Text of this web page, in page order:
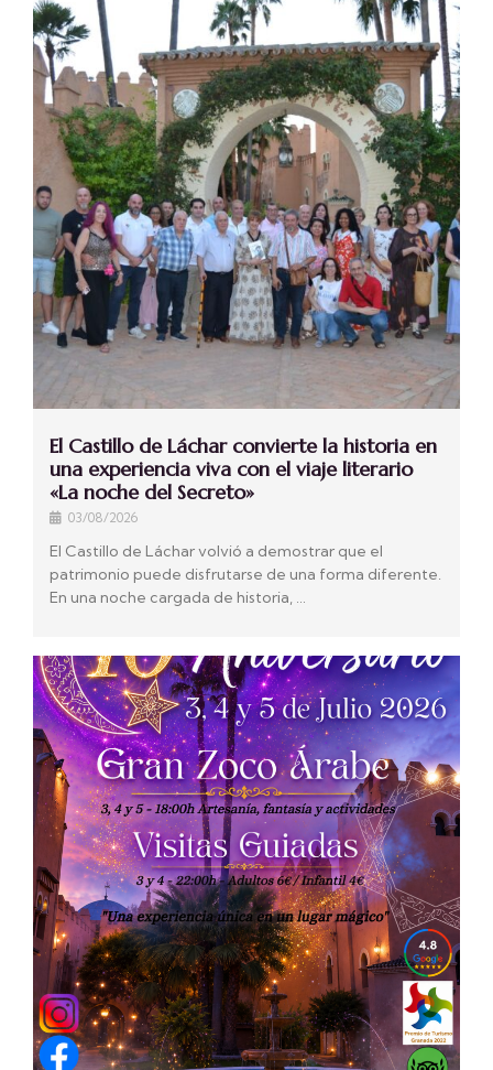
El Castillo de Láchar convierte la historia en
una experiencia viva con el viaje literario
«La noche del Secreto»
03/08/2026
El Castillo de Láchar volvió a demostrar que el
patrimonio puede disfrutarse de una forma diferente.
En una noche cargada de historia, …